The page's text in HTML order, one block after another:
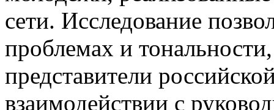
сети. Исследование
проблемах и
представители
взаимодействии с